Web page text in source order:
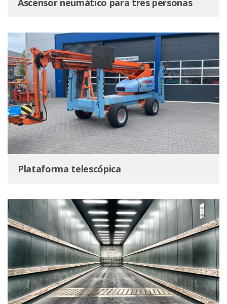
Ascensor neumático para tres personas
Plataforma telescópica